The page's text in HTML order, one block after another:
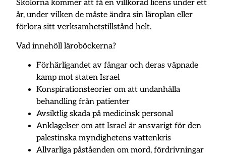
Skolorna kommer att få en villkorad licens under ett
år, under vilken de måste ändra sin läroplan eller
förlora sitt verksamhetstillstånd helt.
Vad innehöll läroböckerna?
Förhärligandet av fångar och deras väpnade
kamp mot staten Israel
Konspirationsteorier om att undanhålla
behandling från patienter
Avsiktlig skada på medicinsk personal
Anklagelser om att Israel är ansvarigt för den
palestinska myndighetens vattenkris
Allvarliga påståenden om mord, fördrivningar